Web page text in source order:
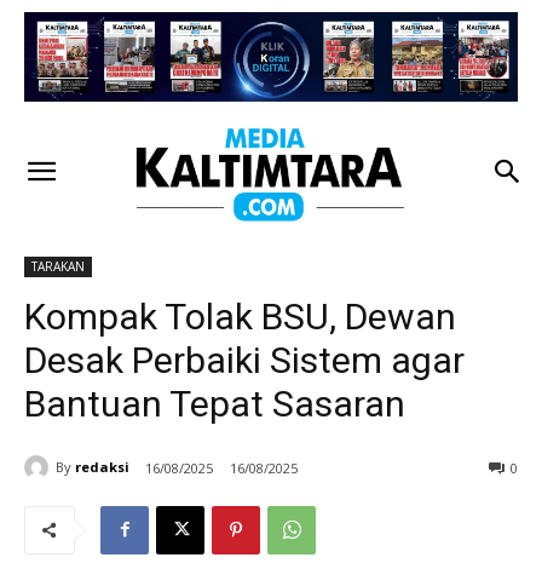
TARAKAN
Kompak Tolak BSU, Dewan
Desak Perbaiki Sistem agar
Bantuan Tepat Sasaran
By redaksi 16/08/2025 16/08/2025 0